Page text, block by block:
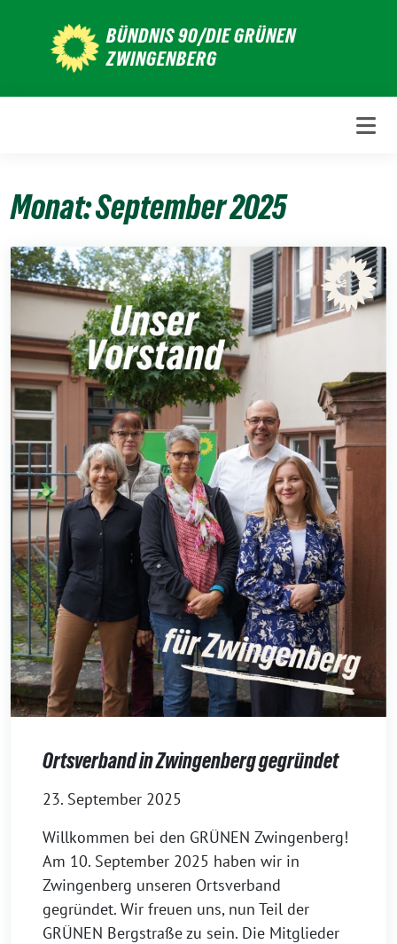
BÜNDNIS 90/DIE GRÜNEN
ZWINGENBERG
Monat:September 2025
Ortsverband in Zwingenberg gegründet
23. September 2025
Willkommen bei den GRÜNEN Zwingenberg!
Am 10. September 2025 haben wir in
Zwingenberg unseren Ortsverband
gegründet. Wir freuen uns, nun Teil der
GRÜNEN Bergstraße zu sein. Die Mitglieder